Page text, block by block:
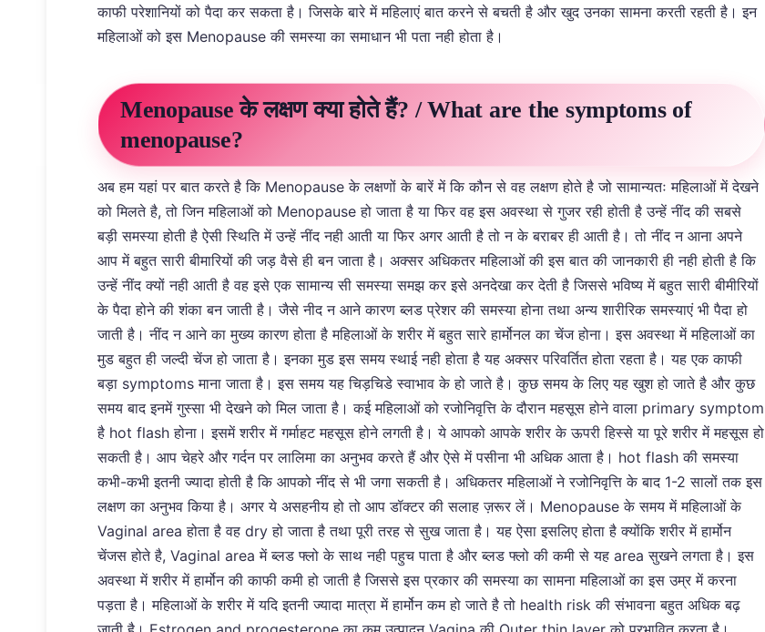
काफी परेशानियों को पैदा कर सकता है। जिसके बारे में महिलाएं बात करने से बचती है और खुद उनका सामना करती रहती है। इन
महिलाओं को इस Menopause की समस्या का समाधान भी पता नही होता है।
Menopause के लक्षण क्या होते हैं? / What are the symptoms of
menopause?
अब हम यहां पर बात करते है कि Menopause के लक्षणों के बारें में कि कौन से वह लक्षण होते है जो सामान्यतः महिलाओं में देखने
को मिलते है, तो जिन महिलाओं को Menopause हो जाता है या फिर वह इस अवस्था से गुजर रही होती है उन्हें नींद की सबसे
बड़ी समस्या होती है ऐसी स्थिति में उन्हें नींद नही आती या फिर अगर आती है तो न के बराबर ही आती है। तो नींद न आना अपने
आप में बहुत सारी बीमारियों की जड़ वैसे ही बन जाता है। अक्सर अधिकतर महिलाओं की इस बात की जानकारी ही नही होती है कि
उन्हें नींद क्यों नही आती है वह इसे एक सामान्य सी समस्या समझ कर इसे अनदेखा कर देती है जिससे भविष्य में बहुत सारी बीमीरियों
के पैदा होने की शंका बन जाती है। जैसे नीद न आने कारण ब्लड प्रेशर की समस्या होना तथा अन्य शारीरिक समस्याएं भी पैदा हो
जाती है। नींद न आने का मुख्य कारण होता है महिलाओं के शरीर में बहुत सारे हार्मोनल का चेंज होना। इस अवस्था में महिलाओं का
मुड बहुत ही जल्दी चेंज हो जाता है। इनका मुड इस समय स्थाई नही होता है यह अक्सर परिवर्तित होता रहता है। यह एक काफी
बड़ा symptoms माना जाता है। इस समय यह चिड़चिडे स्वाभाव के हो जाते है। कुछ समय के लिए यह खुश हो जाते है और कुछ
समय बाद इनमें गुस्सा भी देखने को मिल जाता है। कई महिलाओं को रजोनिवृत्ति के दौरान महसूस होने वाला primary symptom
है hot flash होना। इसमें शरीर में गर्माहट महसूस होने लगती है। ये आपको आपके शरीर के ऊपरी हिस्से या पूरे शरीर में महसूस हो
सकती है। आप चेहरे और गर्दन पर लालिमा का अनुभव करते हैं और ऐसे में पसीना भी अधिक आता है। hot flash की समस्या
कभी-कभी इतनी ज्यादा होती है कि आपको नींद से भी जगा सकती है। अधिकतर महिलाओं ने रजोनिवृत्ति के बाद 1-2 सालों तक इस
लक्षण का अनुभव किया है। अगर ये असहनीय हो तो आप डॉक्टर की सलाह ज़रूर लें। Menopause के समय में महिलाओं के
Vaginal area होता है वह dry हो जाता है तथा पूरी तरह से सुख जाता है। यह ऐसा इसलिए होता है क्योंकि शरीर में हार्मोन
चेंजस होते है, Vaginal area में ब्लड फ्लो के साथ नही पहुच पाता है और ब्लड फ्लो की कमी से यह area सुखने लगता है। इस
अवस्था में शरीर में हार्मोन की काफी कमी हो जाती है जिससे इस प्रकार की समस्या का सामना महिलाओं का इस उम्र में करना
पड़ता है। महिलाओं के शरीर में यदि इतनी ज्यादा मात्रा में हार्मोन कम हो जाते है तो health risk की संभावना बहुत अधिक बढ़